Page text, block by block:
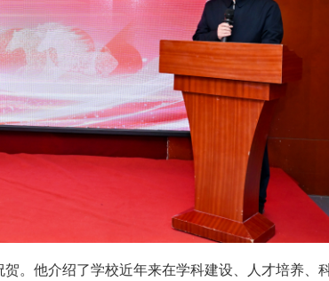
。他介绍了学校近年来在学科建设、人才培养、